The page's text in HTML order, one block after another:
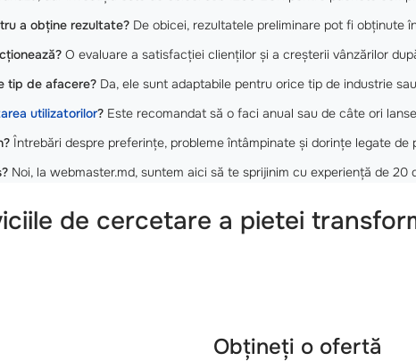
a obține rezultate? De obicei, rezultatele preliminare pot fi obținute
O evaluare a satisfacției clienților și a creșterii vânzărilor
tip de afacere? Da, ele sunt adaptabile pentru orice tip de industrie
utilizatorilor? Este recomandat să o faci anual sau de câte ori
Întrebări despre preferințe, probleme întâmpinate și dorințe legate de
Noi, la webmaster.md, suntem aici să te sprijinim cu experiență de 20
de cercetare a pietei
Obțineți o ofertă